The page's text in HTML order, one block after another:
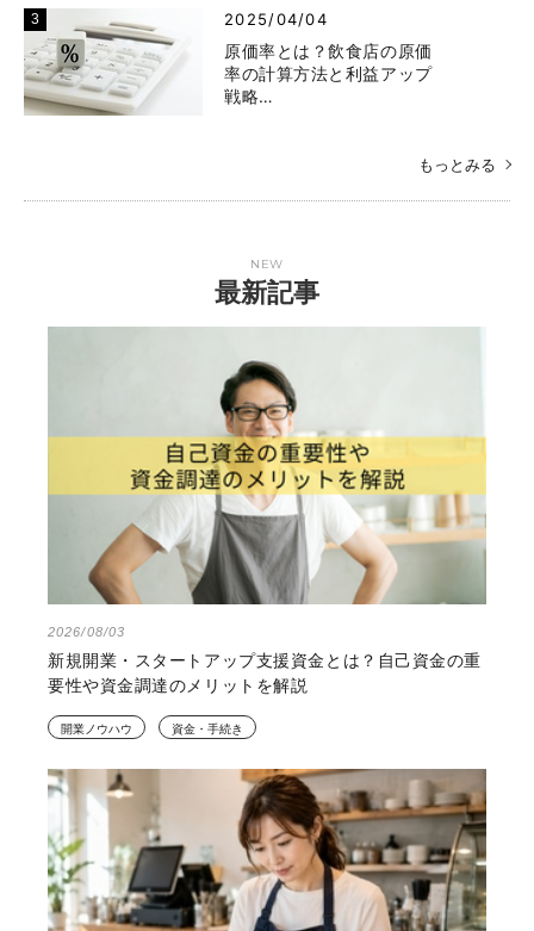
2025/04/04
原価率とは？飲食店の原価
率の計算方法と利益アップ
戦略…
もっとみる
NEW
最新記事
2026/08/03
新規開業・スタートアップ支援資金とは？自己資金の重
要性や資金調達のメリットを解説
開業ノウハウ 資金・手続き